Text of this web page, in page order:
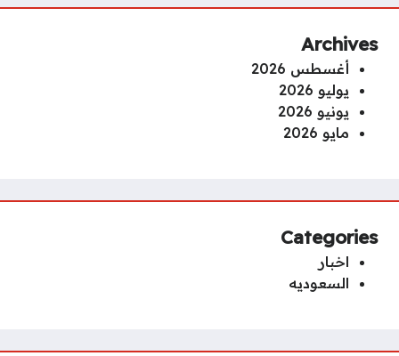
Archives
أغسطس 2026
يوليو 2026
يونيو 2026
مايو 2026
Categories
اخبار
السعوديه